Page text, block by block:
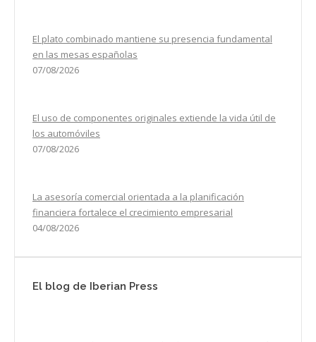
El plato combinado mantiene su presencia fundamental
en las mesas españolas
07/08/2026
El uso de componentes originales extiende la vida útil de
los automóviles
07/08/2026
La asesoría comercial orientada a la planificación
financiera fortalece el crecimiento empresarial
04/08/2026
El blog de Iberian Press